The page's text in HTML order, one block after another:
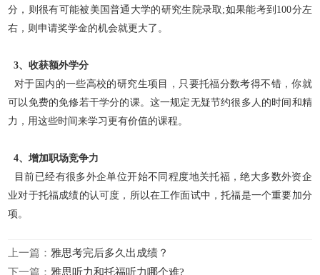
分，则很有可能被美国普通大学的研究生院录取;如果能考到100分左
右，则申请奖学金的机会就更大了。
3、收获额外学分
对于国内的一些高校的研究生项目，只要托福分数考得不错，你就
可以免费的免修若干学分的课。这一规定无疑节约很多人的时间和精
力，用这些时间来学习更有价值的课程。
4、增加职场竞争力
目前已经有很多外企单位开始不同程度地关托福，绝大多数外资企
业对于托福成绩的认可度，所以在工作面试中，托福是一个重要加分
项。
上一篇： 雅思考完后多久出成绩？
下一篇： 雅思听力和托福听力哪个难?